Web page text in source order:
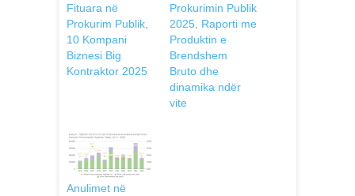
Fituara në
Prokurim Publik,
10 Kompani
Biznesi Big
Kontraktor 2025
Prokurimin Publik
2025, Raporti me
Produktin e
Brendshem
Bruto dhe
dinamika ndër
vite
Anulimet në